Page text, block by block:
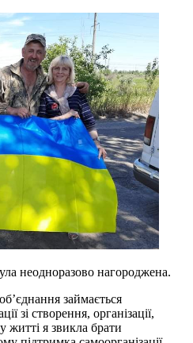
неодноразово нагороджена.
займається
зі створення, організації,
житті я звикла брати